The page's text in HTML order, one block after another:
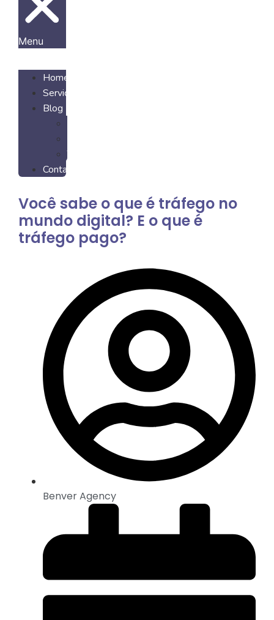
Menu
Home
Serviços
Blog
Contato
Você sabe o que é tráfego no
mundo digital? E o que é
tráfego pago?
Benver Agency